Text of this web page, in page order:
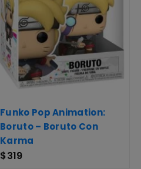
Funko Pop Animation:
Boruto – Boruto Con
Karma
$319